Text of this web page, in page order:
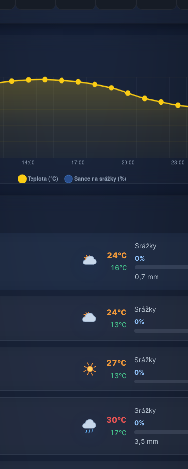
24°C
16°C
Srážky
0%
0,7 mm
24°C
13°C
Srážky
0%
27°C
13°C
Srážky
0%
30°C
17°C
Srážky
0%
3,5 mm